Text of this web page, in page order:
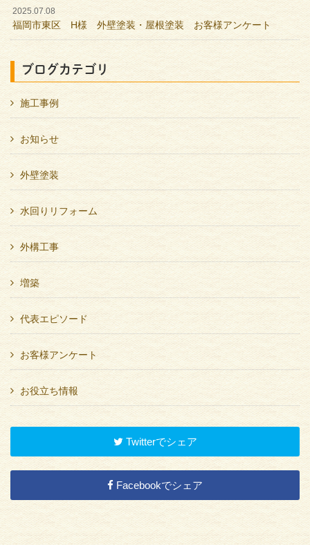
2025.07.08
福岡市東区 H様 外壁塗装・屋根塗装 お客様アンケート
ブログカテゴリ
施工事例
お知らせ
外壁塗装
水回りリフォーム
外構工事
増築
代表エピソード
お客様アンケート
お役立ち情報
Twitterでシェア
Facebookでシェア